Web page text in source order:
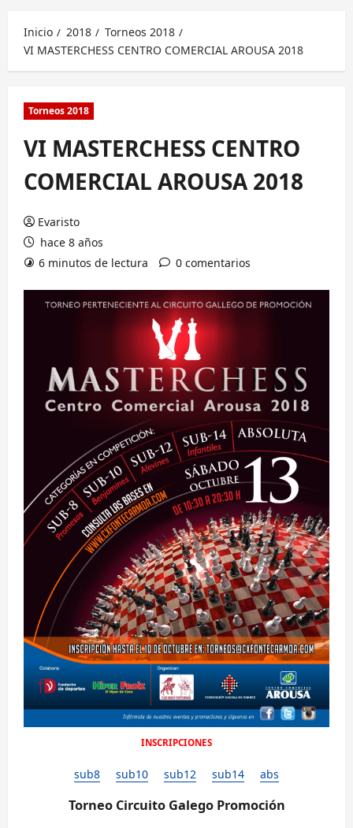
Inicio
2018
Torneos 2018
VI MASTERCHESS CENTRO COMERCIAL AROUSA 2018
Torneos 2018
VI MASTERCHESS CENTRO
COMERCIAL AROUSA 2018
Evaristo
hace 8 años
6 minutos de lectura
0 comentarios
INSCRIPCIONES
sub8 sub10 sub12 sub14 abs
Torneo Circuito Galego Promoción